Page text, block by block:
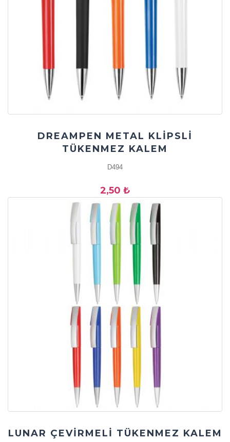
DREAMPEN METAL KLİPSLİ
TÜKENMEZ KALEM
D494
2,50 ₺
LUNAR ÇEVİRMELİ TÜKENMEZ KALEM